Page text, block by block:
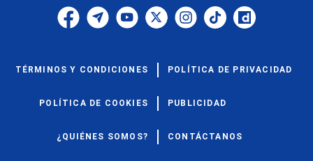
TÉRMINOS Y CONDICIONES POLÍTICA DE PRIVACIDAD
POLÍTICA DE COOKIES PUBLICIDAD
¿QUIÉNES SOMOS? CONTÁCTANOS